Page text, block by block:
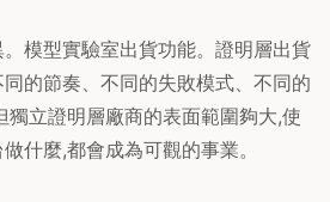
模型實驗室出貨功能。證明層出貨
同的節奏、不同的失敗模式、不同的
獨立證明層廠商的表面範圍夠大,使
什麼,都會成為可觀的事業。